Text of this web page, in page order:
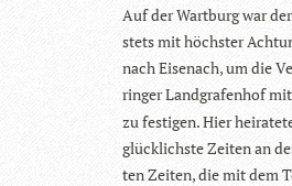
Auf der Wart­burg war
stets mit höchs­ter
nach Eisen­ach, um die
rin­ger Land­gra­fen­hof
zu fes­ti­gen. Hier
glück­lichste Zei­ten an
ten Zei­ten, die mit dem